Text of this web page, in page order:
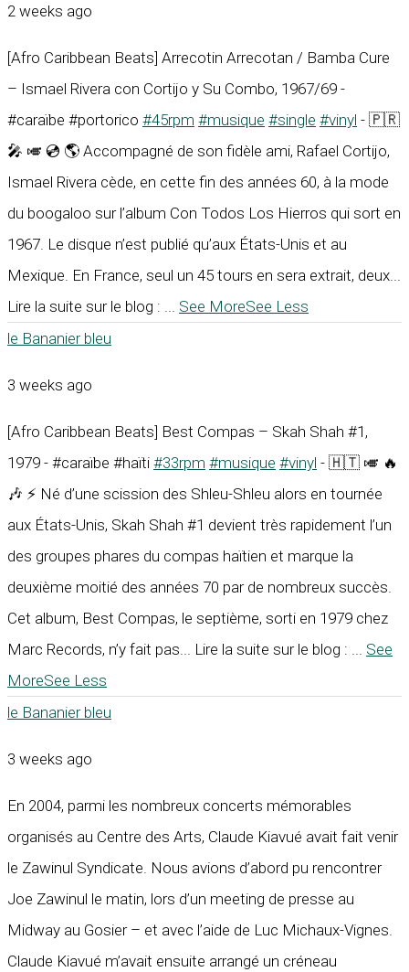
2 weeks ago
[Afro Caribbean Beats] Arrecotin Arrecotan / Bamba Cure
– Ismael Rivera con Cortijo y Su Combo, 1967/69 -
#caraïbe #portorico #45rpm #musique #single #vinyl - 🇵🇷
🎤 🎺 💿 🌎 Accompagné de son fidèle ami, Rafael Cortijo,
Ismael Rivera cède, en cette fin des années 60, à la mode
du boogaloo sur l’album Con Todos Los Hierros qui sort en
1967. Le disque n’est publié qu’aux États-Unis et au
Mexique. En France, seul un 45 tours en sera extrait, deux...
Lire la suite sur le blog :
See MoreSee Less
le Bananier bleu
3 weeks ago
[Afro Caribbean Beats] Best Compas – Skah Shah #1,
1979 - #caraïbe #haïti #33rpm #musique #vinyl - 🇭🇹 🎺 🔥
🎶 ⚡ Né d’une scission des Shleu-Shleu alors en tournée
aux États-Unis, Skah Shah #1 devient très rapidement l’un
des groupes phares du compas haïtien et marque la
deuxième moitié des années 70 par de nombreux succès.
Cet album, Best Compas, le septième, sorti en 1979 chez
Marc Records, n’y fait pas... Lire la suite sur le blog :
See
MoreSee Less
le Bananier bleu
3 weeks ago
En 2004, parmi les nombreux concerts mémorables
organisés au Centre des Arts, Claude Kiavué avait fait venir
le Zawinul Syndicate. Nous avions d’abord pu rencontrer
Joe Zawinul le matin, lors d’un meeting de presse au
Midway au Gosier – et avec l’aide de Luc Michaux-Vignes.
Claude Kiavué m’avait ensuite arrangé un créneau